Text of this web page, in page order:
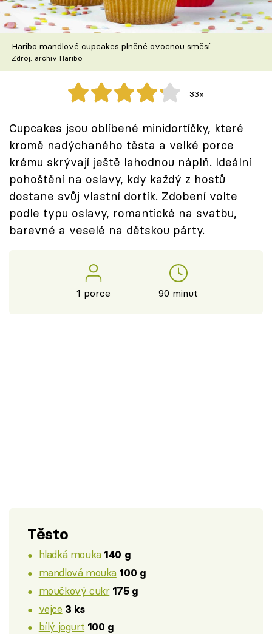
Škola vaření
Recepty z TV
Speciál: Cuketa
Těhotnej kuchař
Sledujte prima+
Přihlášení
Sledujte nás
Haribo mandlové cupcakes plněné ovocnou směsí
Zdroj: archiv Haribo
33x
Cupcakes jsou oblíbené minidortíčky, které
kromě nadýchaného těsta a velké porce
krému skrývají ještě lahodnou náplň. Ideální
pohoštění na oslavy, kdy každý z hostů
dostane svůj vlastní dortík. Zdobení volte
podle typu oslavy, romantické na svatbu,
barevné a veselé na dětskou párty.
1 porce 90 minut
Těsto
hladká mouka 140 g
mandlová mouka 100 g
moučkový cukr 175 g
vejce 3 ks
bílý jogurt 100 g